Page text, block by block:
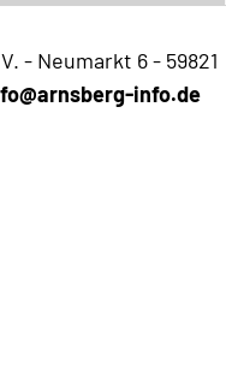
- Neumarkt 6 - 59821
info.de